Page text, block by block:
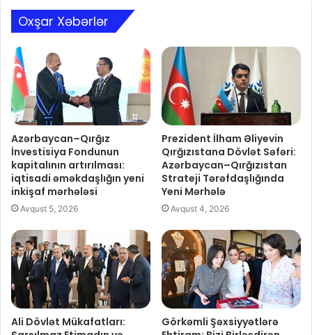
Oxşar Xəbərlər
Azərbaycan–Qırğız
İnvestisiya Fondunun
kapitalının artırılması:
iqtisadi əməkdaşlığın yeni
inkişaf mərhələsi
Avqust 5, 2026
Prezident İlham Əliyevin
Qırğızıstana Dövlət Səfəri:
Azərbaycan–Qırğızıstan
Strateji Tərəfdaşlığında
Yeni Mərhələ
Avqust 4, 2026
Ali Dövlət Mükafatları:
Görkəmli Şəxsiyyətlərə